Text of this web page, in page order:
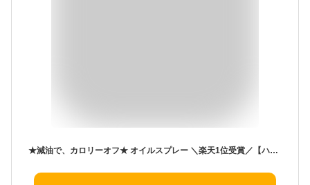
★減油で、カロリーオフ★ オイルスプレー ＼楽天1位受賞／【ハレゾラTBP公式店】 ガラス オイルボトル キッチン 液だれしない 詰まり防止新設計 ノンフライヤー オイルスプレーボトル 油ポット 霧吹き 料理用 食用 オリーブオイル サラダ油 プレゼント ギフト●